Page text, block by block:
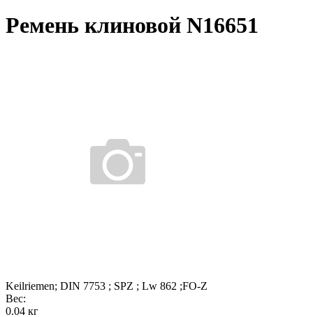
Ремень клиновой N16651
Keilriemen; DIN 7753 ; SPZ ; Lw 862 ;FO-Z
Вес:
0.04 кг